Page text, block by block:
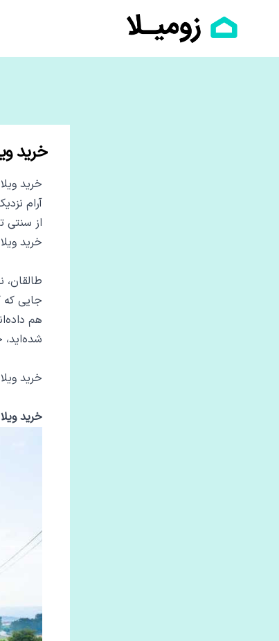
خرید
خرید
آرام
از سنتی
خرید
طالقان،
جایی
هم
شده‌اید،
خرید
خرید